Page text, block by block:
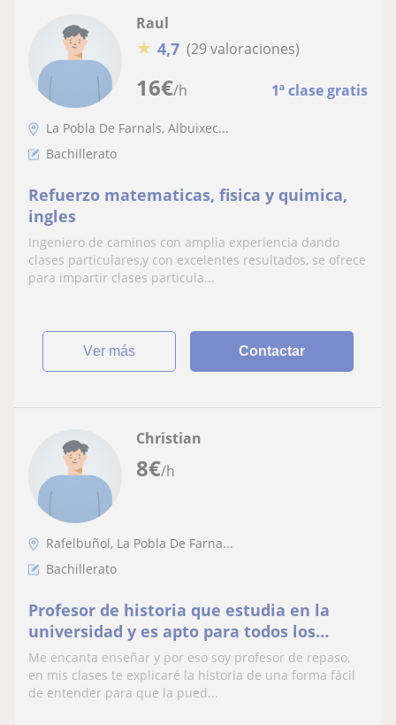
16€/h 1ª clase gratis
Raul
★ 4,7 (29 valoraciones)
La Pobla De Farnals, Albuixec...
Bachillerato
Refuerzo matematicas, fisica y quimica,
ingles
Ingeniero de caminos con amplia experiencia dando
clases particulares,y con excelentes resultados, se ofrece
para impartir clases particula...
ver más Contactar
8€/h
Christian
Rafelbuñol, La Pobla De Farna...
Bachillerato
Profesor de historia que estudia en la
universidad y es apto para todos los
niveles
Me encanta enseñar y por eso soy profesor de repaso,
en mis clases te explicaré la historia de una forma fácil
de entender para que la pued...